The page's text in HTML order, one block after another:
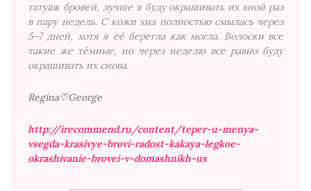
татуаж бровей, лучше я буду окрашивать их хной раз
в пару недель. ​С кожи хна полностью смылась через
5–7 дней, хотя я её берегла как могла. Волоски все
такие же тёмные, но через неделю все равно буду
окрашивать их снова.
Regina♡George
http://irecommend.ru/content/teper-u-menya-
vsegda-krasivye-brovi-radost-kakaya-legkoe-
okrashivanie-brovei-v-domashnikh-us